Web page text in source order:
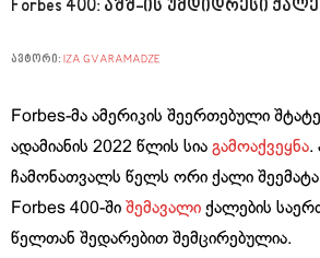
Forbes 400: აშშ-ის უმდიდრესი
ავტორი: IZA GVARAMADZE
Forbes-მა ამერიკის შეერთებული
ადამიანის 2022 წლის სია გამოაქვეყნა.
ჩამონათვალს წელს ორი ქალი შეემატა.
Forbes 400-ში შემავალი ქალების
წელთან შედარებით შემცირებულია.